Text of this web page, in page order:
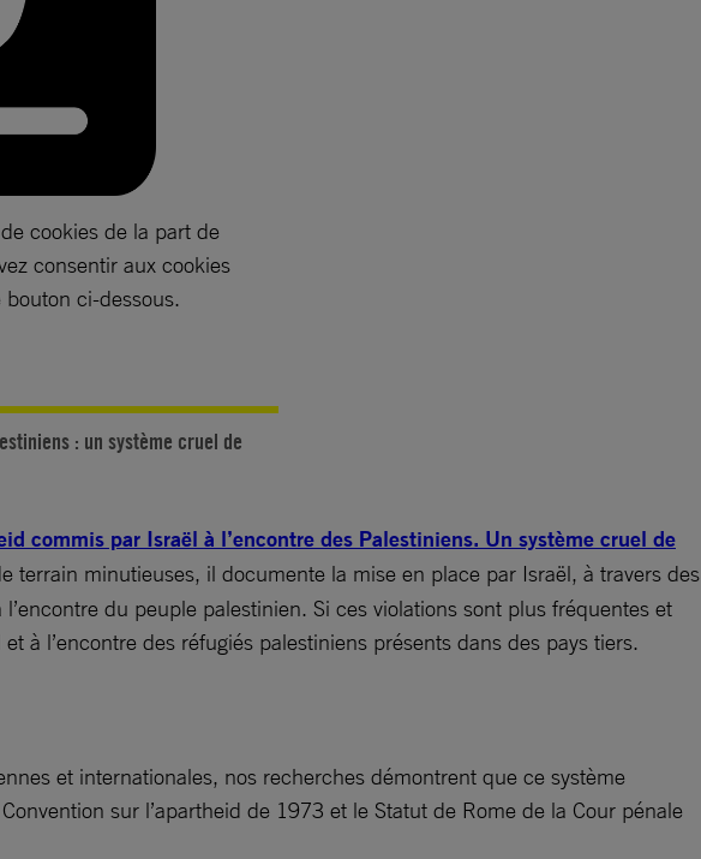
cookies de la part de
consentir aux cookies
ci-dessous.
: un système cruel de
commis par Israël à l’encontre des Palestiniens. Un système cruel de
terrain minutieuses, il documente la mise en place par Israël, à travers des
du peuple palestinien. Si ces violations sont plus fréquentes et
à l’encontre des réfugiés palestiniens présents dans des pays tiers.
et internationales, nos recherches démontrent que ce système
sur l’apartheid de 1973 et le Statut de Rome de la Cour pénale